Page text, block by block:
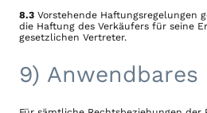
8.3 Vorstehende Haftungsregelungen
die Haftung des Verkäufers für seine
gesetzlichen Vertreter.
9) Anwendbares